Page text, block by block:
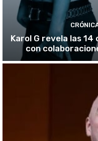
Karol G revela las 14
con